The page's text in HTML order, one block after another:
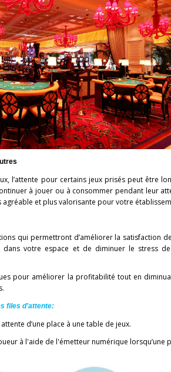
l’attente pour certains jeux prisés peut être
à jouer ou à consommer pendant leur
agréable et plus valorisante pour votre
qui permettront d’améliorer la satisfaction
dans votre espace et de diminuer le stress
pour améliorer la profitabilité tout en
files d'attente:
d’une place à une table de jeux.
à l'aide de l'émetteur numérique lorsqu’une